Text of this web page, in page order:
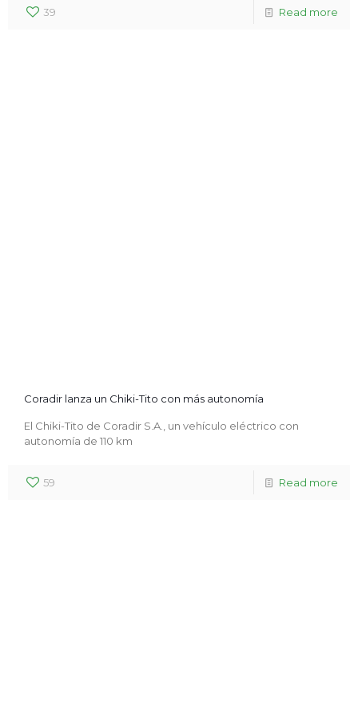
39 Read more
Coradir lanza un Chiki-Tito con más autonomía
El Chiki-Tito de Coradir S.A., un vehículo eléctrico con
autonomía de 110 km
59 Read more